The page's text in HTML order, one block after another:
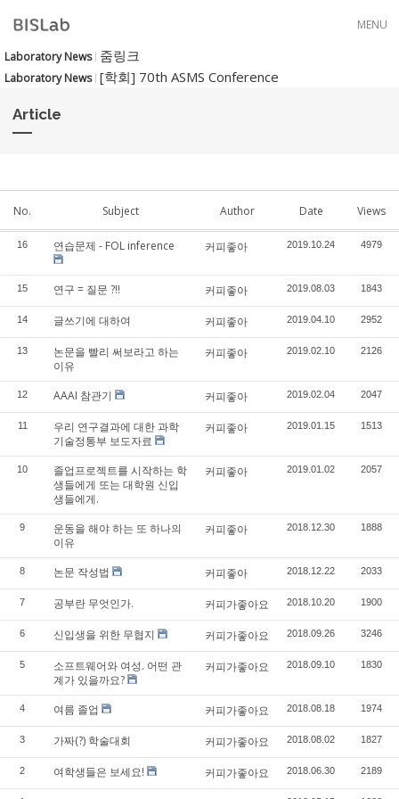
MENU
Laboratory News 줌링크
Laboratory News [학회] 70th ASMS Conference
Article
No. Subject Author Date Views
16 연습문제 - FOL inference 커피좋아 2019.10.24 4979
15 연구 = 질문 ?!! 커피좋아 2019.08.03 1843
14 글쓰기에 대하여 커피좋아 2019.04.10 2952
13
논문을 빨리 써보라고 하는
이유
커피좋아 2019.02.10 2126
12 AAAI 참관기 커피좋아 2019.02.04 2047
11
우리 연구결과에 대한 과학
기술정통부 보도자료
커피좋아 2019.01.15 1513
10
졸업프로젝트를 시작하는 학
생들에게 또는 대학원 신입
생들에게.
커피좋아 2019.01.02 2057
9
운동을 해야 하는 또 하나의
이유
커피좋아 2018.12.30 1888
8 논문 작성법 커피좋아 2018.12.22 2033
7 공부란 무엇인가. 커피가좋아요 2018.10.20 1900
6 신입생을 위한 무협지 커피가좋아요 2018.09.26 3246
5
소프트웨어와 여성. 어떤 관
계가 있을까요?
커피가좋아요 2018.09.10 1830
4 여름 졸업 커피가좋아요 2018.08.18 1974
3 가짜(?) 학술대회 커피가좋아요 2018.08.02 1827
2 여학생들은 보세요! 커피가좋아요 2018.06.30 2189